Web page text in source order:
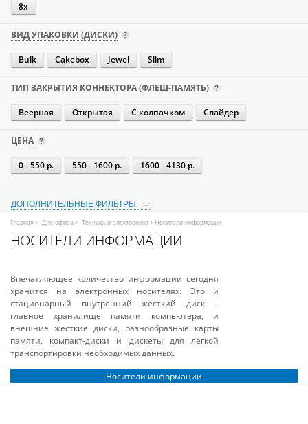
8x
ВИД УПАКОВКИ (ДИСКИ)
Bulk Cakebox Jewel Slim
ТИП ЗАКРЫТИЯ КОННЕКТОРА (ФЛЕШ-ПАМЯТЬ)
Веерная Открытая С колпачком Слайдер
ЦЕНА
0 - 550 р. 550 - 1600 р. 1600 - 4130 р.
ДОПОЛНИТЕЛЬНЫЕ ФИЛЬТРЫ
Главная › Для офиса › Техника и электроника › Носители информации
НОСИТЕЛИ ИНФОРМАЦИИ
Впечатляющее количество информации сегодня
хранится на электронных носителях. Это и
стационарный внутренний жесткий диск –
главное хранилище памяти компьютера, и
внешние жесткие диски, разнообразные карты
памяти, компакт-диски и дискеты для легкой
транспортировки необходимых данных.
Носители информации